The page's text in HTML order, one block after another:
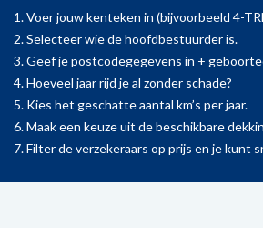
1. Voer jouw kenteken in (bijvoorbeeld 4-
2. Selecteer wie de hoofdbestuurder is.
3. Geef je postcodegegevens in +
4. Hoeveel jaar rijd je al zonder schade?
5. Kies het geschatte aantal km’s per jaar.
6. Maak een keuze uit de beschikbare
7. Filter de verzekeraars op prijs en je kunt